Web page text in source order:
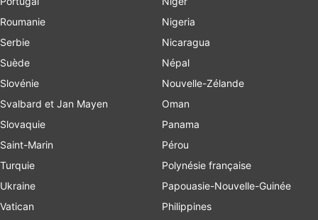
Roumanie
Serbie
Suède
Slovénie
Svalbard et Jan Mayen
Slovaquie
Saint-Marin
Turquie
Ukraine
Vatican
Nigeria
Nicaragua
Népal
Nouvelle-Zélande
Oman
Panama
Pérou
Polynésie française
Papouasie-Nouvelle-Guinée
Philippines